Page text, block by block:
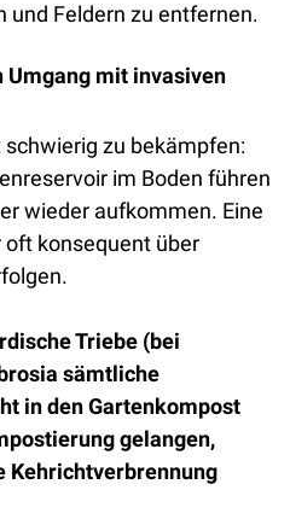
und Feldern zu entfernen.
mit invasiven
zu bekämpfen:
im Boden führen
wieder aufkommen. Eine
konsequent über
Triebe (bei
sämtliche
in den Gartenkompost
gelangen,
Kehrichtverbrennung